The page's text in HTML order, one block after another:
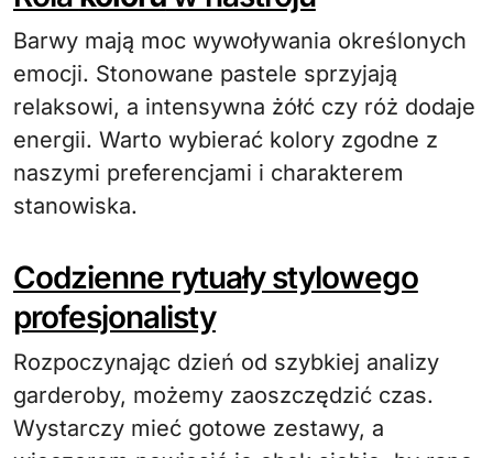
Barwy mają moc wywoływania określonych
emocji. Stonowane pastele sprzyjają
relaksowi, a intensywna żółć czy róż dodaje
energii. Warto wybierać kolory zgodne z
naszymi preferencjami i charakterem
stanowiska.
Codzienne rytuały stylowego
profesjonalisty
Rozpoczynając dzień od szybkiej analizy
garderoby, możemy zaoszczędzić czas.
Wystarczy mieć gotowe zestawy, a